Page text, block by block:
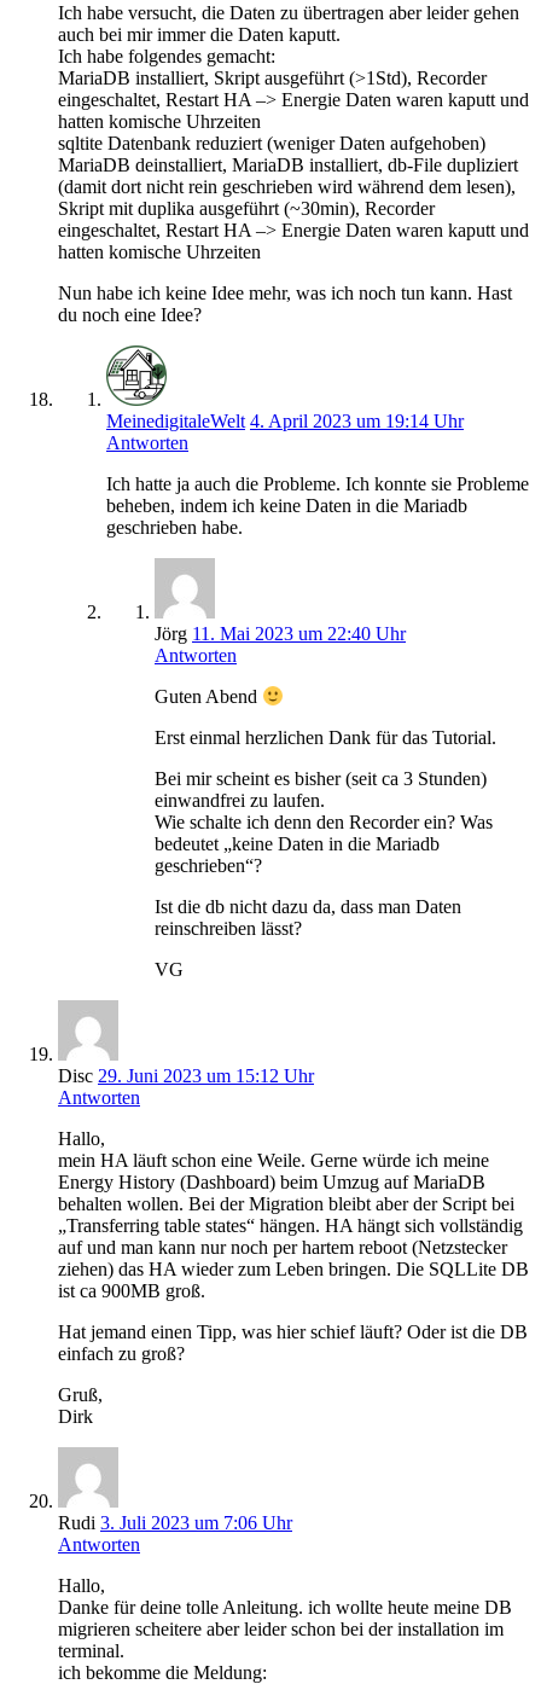
Ich habe versucht, die Daten zu übertragen aber leider gehen
auch bei mir immer die Daten kaputt.
Ich habe folgendes gemacht:
MariaDB installiert, Skript ausgeführt (>1Std), Recorder
eingeschaltet, Restart HA –> Energie Daten waren kaputt und
hatten komische Uhrzeiten
sqltite Datenbank reduziert (weniger Daten aufgehoben)
MariaDB deinstalliert, MariaDB installiert, db-File dupliziert
(damit dort nicht rein geschrieben wird während dem lesen),
Skript mit duplika ausgeführt (~30min), Recorder
eingeschaltet, Restart HA –> Energie Daten waren kaputt und
hatten komische Uhrzeiten
Nun habe ich keine Idee mehr, was ich noch tun kann. Hast
du noch eine Idee?
MeinedigitaleWelt 4. April 2023 um 19:14 Uhr
Antworten
Ich hatte ja auch die Probleme. Ich konnte sie Probleme
beheben, indem ich keine Daten in die Mariadb
geschrieben habe.
Jörg 11. Mai 2023 um 22:40 Uhr
Antworten
Guten Abend
Erst einmal herzlichen Dank für das Tutorial.
Bei mir scheint es bisher (seit ca 3 Stunden)
einwandfrei zu laufen.
Wie schalte ich denn den Recorder ein? Was
bedeutet „keine Daten in die Mariadb
geschrieben“?
Ist die db nicht dazu da, dass man Daten
reinschreiben lässt?
VG
Disc 29. Juni 2023 um 15:12 Uhr
Antworten
Hallo,
mein HA läuft schon eine Weile. Gerne würde ich meine
Energy History (Dashboard) beim Umzug auf MariaDB
behalten wollen. Bei der Migration bleibt aber der Script bei
„Transferring table states“ hängen. HA hängt sich vollständig
auf und man kann nur noch per hartem reboot (Netzstecker
ziehen) das HA wieder zum Leben bringen. Die SQLLite DB
ist ca 900MB groß.
Hat jemand einen Tipp, was hier schief läuft? Oder ist die DB
einfach zu groß?
Gruß,
Dirk
Rudi 3. Juli 2023 um 7:06 Uhr
Antworten
Hallo,
Danke für deine tolle Anleitung. ich wollte heute meine DB
migrieren scheitere aber leider schon bei der installation im
terminal.
ich bekomme die Meldung: